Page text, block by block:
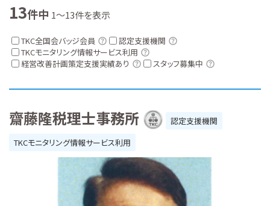
13件中 1～13件を表示
TKC全国会バッジ会員
認定支援機関
TKCモニタリング情報サービス利用
経営改善計画策定支援実績あり
スタッフ募集中
齋藤隆税理士事務所
認定支援機関
TKCモニタリング情報サービス利用